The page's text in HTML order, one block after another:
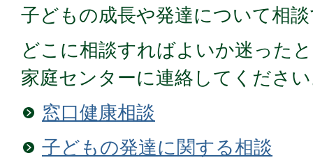
子どもの成長や発達について相
どこに相談すればよいか迷った
家庭センターに連絡してくださ
窓口健康相談
子どもの発達に関する相談